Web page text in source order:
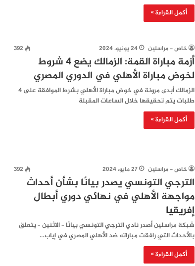
أكمل القراءة »
خاص - مراسلين 24 يونيو، 2024 392
أزمة مباراة القمة: الزمالك يضع 4 شروط
لخوض مباراة الأهلي في الدوري المصري
الزمالك أبدى مرونة في خوض مباراة الأهلي بشرط الموافقة على 4
طلبات يتم تحقيقها خلال الساعات المقبلة
أكمل القراءة »
خاص - مراسلين 27 مايو، 2024 392
الترجي التونسي يصدر بيانًا بشأن أحداث
مواجهة الأهلي في نهائي دوري أبطال
إفريقيا
شبكة مراسلين أصدر نادي الترجي التونسي بيانًا – الاثنين – يتعلق
بالأحداث التي رافقت مباراته ضد الأهلي المصري في إياب…
أكمل القراءة »